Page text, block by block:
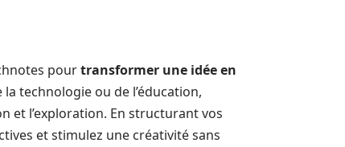
pourtransformer une idée en
technologie ou de l’éducation,
et l’exploration. En structurant vos
et stimulez une créativité sans